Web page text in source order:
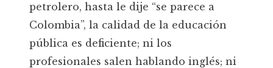
petrolero, hasta le dije “se parece a
Colombia”, la calidad de la educación
pública es deficiente; ni los
profesionales salen hablando inglés; ni